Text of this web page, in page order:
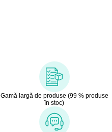
Gamă largă de produse (99 % produse
în stoc)